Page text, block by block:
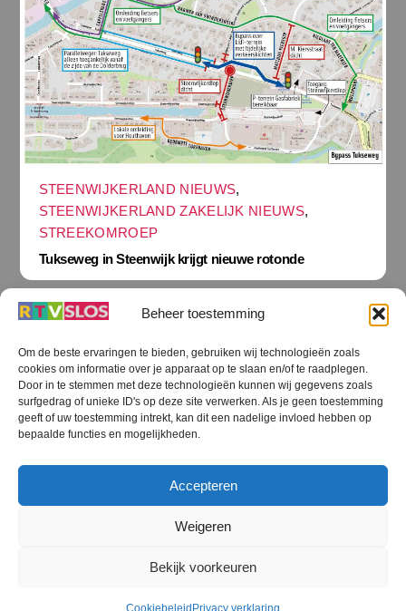
Beheer toestemming
Om de beste ervaringen te bieden, gebruiken wij technologieën zoals
cookies om informatie over je apparaat op te slaan en/of te raadplegen.
Door in te stemmen met deze technologieën kunnen wij gegevens zoals
surfgedrag of unieke ID's op deze site verwerken. Als je geen toestemming
geeft of uw toestemming intrekt, kan dit een nadelige invloed hebben op
bepaalde functies en mogelijkheden.
Accepteren
Weigeren
Bekijk voorkeuren
Cookiebeleid Privacy verklaring
STEENWIJKERLAND NIEUWS,
STEENWIJKERLAND ZAKELIJK NIEUWS,
STREEKOMROEP
Tukseweg in Steenwijk krijgt nieuwe rotonde
Terug
naar
boven
RTV SLOS
RTV SLOS ANBI